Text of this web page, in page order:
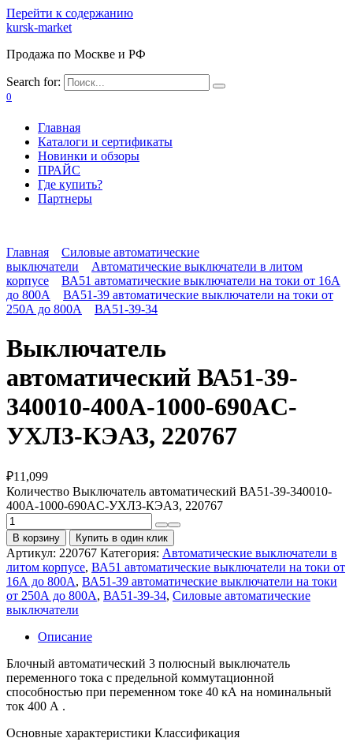
Перейти к содержанию
kursk-market
Продажа по Москве и РФ
Search for:
0
Главная
Каталоги и сертификаты
Новинки и обзоры
ПРАЙС
Где купить?
Партнеры
Главная
Силовые автоматические
выключатели
Автоматические выключатели в литом
корпусе
ВА51 автоматические выключатели на токи от 16А
до 800А
ВА51-39 автоматические выключатели на токи от
250А до 800А
ВА51-39-34
Выключатель
автоматический ВА51-39-
340010-400А-1000-690AC-
УХЛ3-КЭАЗ, 220767
₽11,099
Количество Выключатель автоматический ВА51-39-340010-
400А-1000-690AC-УХЛ3-КЭАЗ, 220767
В корзину Купить в один клик
Артикул: 220767 Категория: Автоматические выключатели в
литом корпусе, ВА51 автоматические выключатели на токи от
16А до 800А, ВА51-39 автоматические выключатели на токи
от 250А до 800А, ВА51-39-34, Силовые автоматические
выключатели
Описание
Блочный автоматический 3 полюсный выключатель
переменного тока с предельной коммутационной
способностью при переменном токе 40 кА на номинальный
ток 400 А .
Основные характеристики Классификация